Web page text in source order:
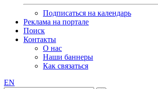
Подписаться на календарь
Реклама на портале
Поиск
Контакты
О нас
Наши баннеры
Как связаться
EN